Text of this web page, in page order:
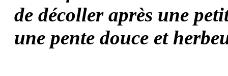
de décoller après une
une pente douce et